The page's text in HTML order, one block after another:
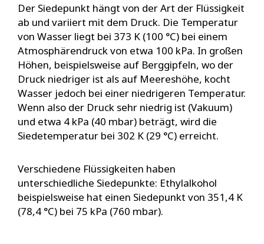
Der Siedepunkt hängt von der Art der Flüssigkeit
ab und variiert mit dem Druck. Die Temperatur
von Wasser liegt bei 373 K (100 °C) bei einem
Atmosphärendruck von etwa 100 kPa. In großen
Höhen, beispielsweise auf Berggipfeln, wo der
Druck niedriger ist als auf Meereshöhe, kocht
Wasser jedoch bei einer niedrigeren Temperatur.
Wenn also der Druck sehr niedrig ist (Vakuum)
und etwa 4 kPa (40 mbar) beträgt, wird die
Siedetemperatur bei 302 K (29 °C) erreicht.
Verschiedene Flüssigkeiten haben
unterschiedliche Siedepunkte: Ethylalkohol
beispielsweise hat einen Siedepunkt von 351,4 K
(78,4 °C) bei 75 kPa (760 mbar).